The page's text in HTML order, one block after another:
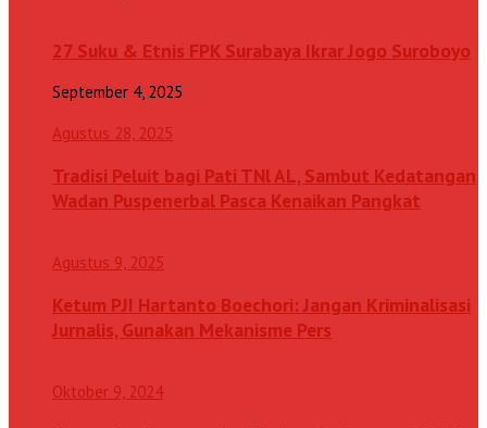
27 Suku & Etnis FPK Surabaya Ikrar Jogo Suroboyo
September 4, 2025
Agustus 28, 2025
Tradisi Peluit bagi Pati TNl AL, Sambut Kedatangan
Wadan Puspenerbal Pasca Kenaikan Pangkat
Agustus 9, 2025
Ketum PJI Hartanto Boechori: Jangan Kriminalisasi
Jurnalis, Gunakan Mekanisme Pers
Oktober 9, 2024